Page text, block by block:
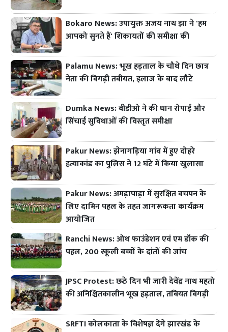
Bokaro News: उपायुक्त अजय नाथ झा ने 'हम
आपको सुनते हैं' शिकायतों की समीक्षा की
Palamu News: भूख हड़ताल के चौथे दिन छात्र
नेता की बिगड़ी तबीयत, इलाज के बाद लौटे
Dumka News: बीडीओ ने की धान रोपाई और
सिंचाई सुविधाओं की विस्तृत समीक्षा
Pakur News: झेनागड़िया गांव में हुए दोहरे
हत्याकांड का पुलिस ने 12 घंटे में किया खुलासा
Pakur News: अमड़ापाड़ा में सुरक्षित बचपन के
लिए दामिन पहल के तहत जागरूकता कार्यक्रम
आयोजित
Ranchi News: ओथ फाउंडेशन एवं एम डॉक की
पहल, 200 स्कूली बच्चों के दांतों की जांच
JPSC Protest: छठे दिन भी जारी देवेंद्र नाथ महतो
की अनिश्चितकालीन भूख हड़ताल, तबियत बिगड़ी
SRFTI कोलकाता के विशेषज्ञ देंगे झारखंड के